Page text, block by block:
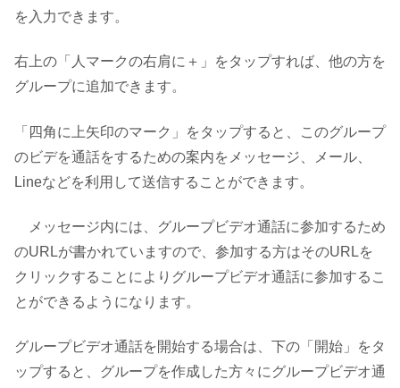
を入力できます。
右上の「人マークの右肩に＋」をタップすれば、他の方を
グループに追加できます。
「四角に上矢印のマーク」をタップすると、このグループ
のビデを通話をするための案内をメッセージ、メール、
Lineなどを利用して送信することができます。
メッセージ内には、グループビデオ通話に参加するため
のURLが書かれていますので、参加する方はそのURLを
クリックすることによりグループビデオ通話に参加するこ
とができるようになります。
グループビデオ通話を開始する場合は、下の「開始」をタ
ップすると、グループを作成した方々にグループビデオ通